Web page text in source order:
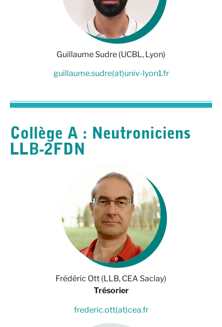
Guillaume Sudre (UCBL, Lyon)
guillaume.sudre(at)univ-lyon1.fr
Collège A : Neutroniciens
LLB-2FDN
Frédéric Ott (LLB, CEA Saclay)
Trésorier
frederic.ott(at)cea.fr